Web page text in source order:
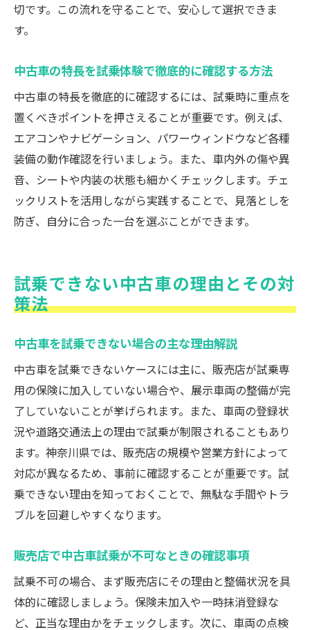
切です。この流れを守ることで、安心して選択できま
す。
中古車の特長を試乗体験で徹底的に確認する方法
中古車の特長を徹底的に確認するには、試乗時に重点を
置くべきポイントを押さえることが重要です。例えば、
エアコンやナビゲーション、パワーウィンドウなど各種
装備の動作確認を行いましょう。また、車内外の傷や異
音、シートや内装の状態も細かくチェックします。チェ
ックリストを活用しながら実践することで、見落としを
防ぎ、自分に合った一台を選ぶことができます。
試乗できない中古車の理由とその対
策法
中古車を試乗できない場合の主な理由解説
中古車を試乗できないケースには主に、販売店が試乗専
用の保険に加入していない場合や、展示車両の整備が完
了していないことが挙げられます。また、車両の登録状
況や道路交通法上の理由で試乗が制限されることもあり
ます。神奈川県では、販売店の規模や営業方針によって
対応が異なるため、事前に確認することが重要です。試
乗できない理由を知っておくことで、無駄な手間やトラ
ブルを回避しやすくなります。
販売店で中古車試乗が不可なときの確認事項
試乗不可の場合、まず販売店にその理由と整備状況を具
体的に確認しましょう。保険未加入や一時抹消登録な
ど、正当な理由かをチェックします。次に、車両の点検